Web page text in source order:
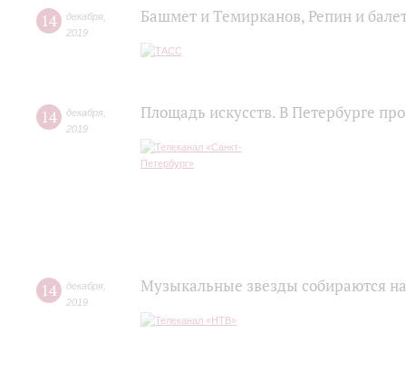
14 декабря
2019
Башмет и Темирканов, Репин и
14 декабря
2019
Площадь искусств. В Петербурге
14 декабря
2019
Музыкальные звезды собираются